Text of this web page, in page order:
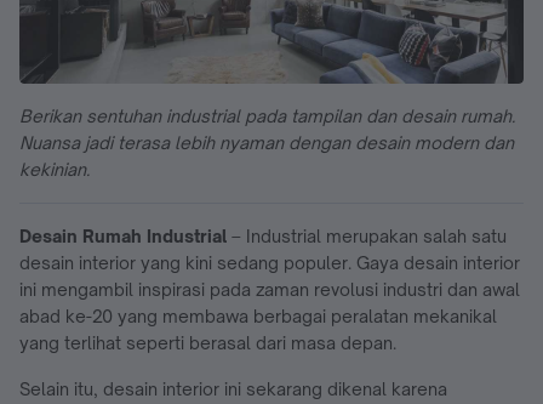
Berikan sentuhan industrial pada tampilan dan desain rumah.
Nuansa jadi terasa lebih nyaman dengan desain modern dan
kekinian.
Desain Rumah Industrial – Industrial merupakan salah satu
desain interior yang kini sedang populer. Gaya desain interior
ini mengambil inspirasi pada zaman revolusi industri dan awal
abad ke-20 yang membawa berbagai peralatan mekanikal
yang terlihat seperti berasal dari masa depan.
Selain itu, desain interior ini sekarang dikenal karena